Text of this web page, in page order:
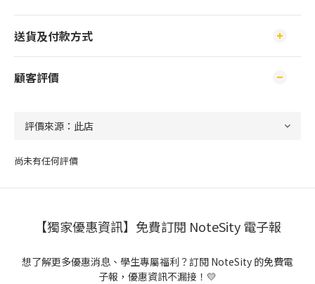
送貨及付款方式
顧客評價
尚未有任何評價
【獨家優惠資訊】免費訂閱 NoteSity 電子報
想了解更多優惠消息、學生專屬福利？訂閱 NoteSity 的免費電
子報，優惠資訊不漏接！💛